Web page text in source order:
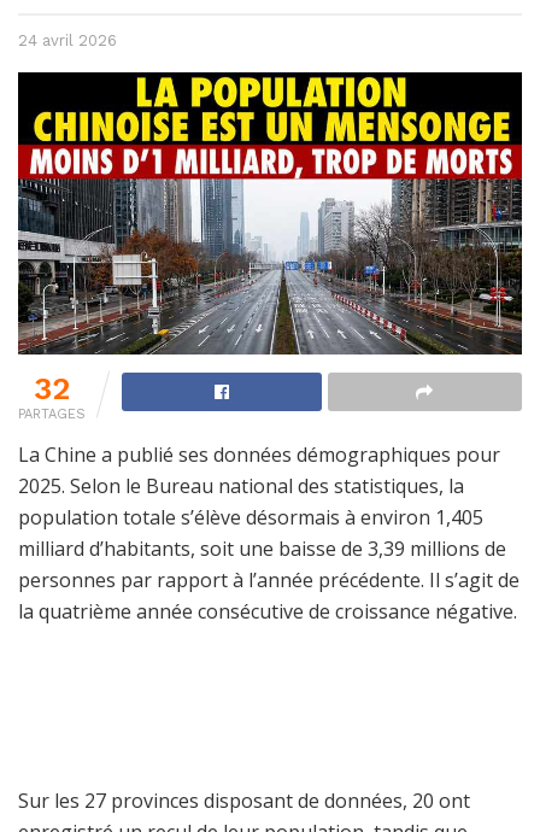
24 avril 2026
32
PARTAGES
La Chine a publié ses données démographiques pour
2025. Selon le Bureau national des statistiques, la
population totale s’élève désormais à environ 1,405
milliard d’habitants, soit une baisse de 3,39 millions de
personnes par rapport à l’année précédente. Il s’agit de
la quatrième année consécutive de croissance négative.
Sur les 27 provinces disposant de données, 20 ont